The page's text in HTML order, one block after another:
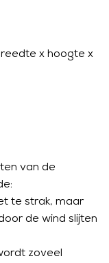
x hoogte x
van de
te strak, maar
de wind slijten
zoveel